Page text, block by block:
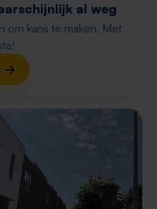
al weg
om kans te maken. Met
→